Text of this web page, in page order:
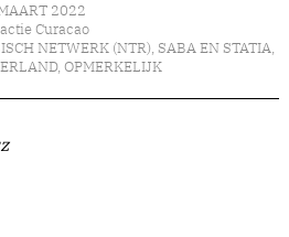
2022
Curacao
NETWERK (NTR), SABA EN STATIA,
, OPMERKELIJK